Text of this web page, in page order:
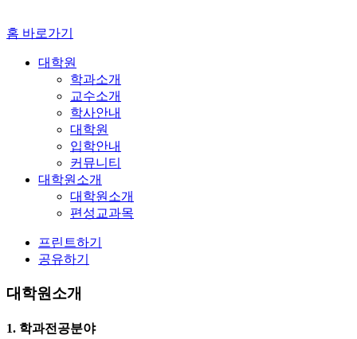
홈 바로가기
대학원
학과소개
교수소개
학사안내
대학원
입학안내
커뮤니티
대학원소개
대학원소개
편성교과목
프린트하기
공유하기
대학원소개
1. 학과전공분야